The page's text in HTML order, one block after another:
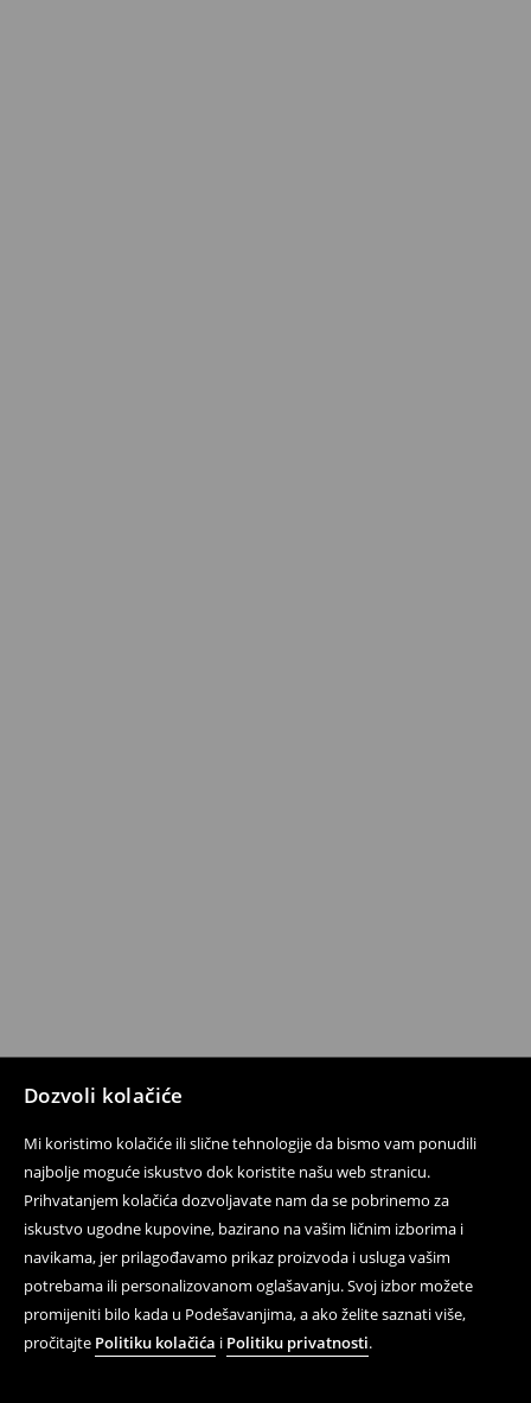
Dozvoli kolačiće
Mi koristimo kolačiće ili slične tehnologije da bismo vam ponudili
najbolje moguće iskustvo dok koristite našu web stranicu.
Prihvatanjem kolačića dozvoljavate nam da se pobrinemo za
iskustvo ugodne kupovine, bazirano na vašim ličnim izborima i
navikama, jer prilagođavamo prikaz proizvoda i usluga vašim
potrebama ili personalizovanom oglašavanju. Svoj izbor možete
promijeniti bilo kada u Podešavanjima, a ako želite saznati više,
pročitajte Politiku kolačića i Politiku privatnosti.